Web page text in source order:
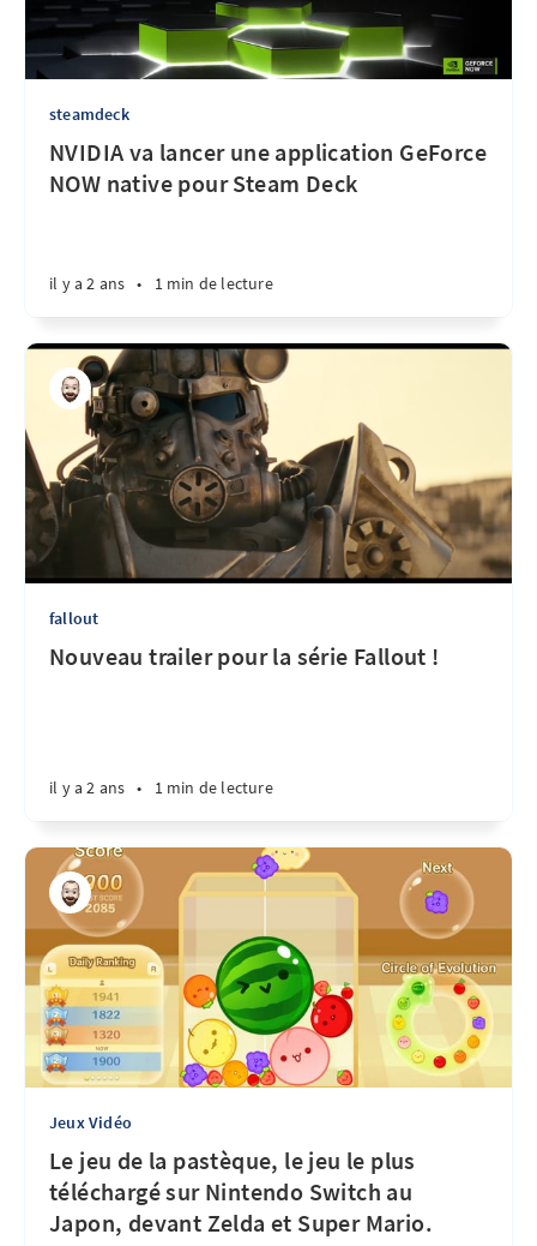
steamdeck
NVIDIA va lancer une application GeForce
NOW native pour Steam Deck
il y a 2 ans • 1 min de lecture
fallout
Nouveau trailer pour la série Fallout !
il y a 2 ans • 1 min de lecture
Jeux Vidéo
Le jeu de la pastèque, le jeu le plus
téléchargé sur Nintendo Switch au
Japon, devant Zelda et Super Mario.